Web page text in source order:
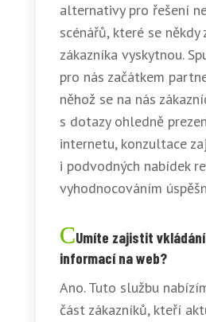
alternativy pro řešení
scénářů, které se někdy
zákazníka vyskytnou.
pro nás začátkem
něhož se na nás
s dotazy ohledně
internetu, konzultace
i podvodných nabídek
vyhodnocováním
Umíte zajistit
informací na web?
Ano. Tuto službu
část zákazníků, kteří